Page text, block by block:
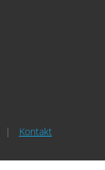
Kontakt